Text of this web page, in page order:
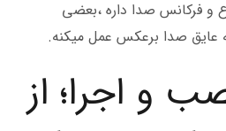
و فرکانس صدا داره ،بعضی
و اجرا؛ از